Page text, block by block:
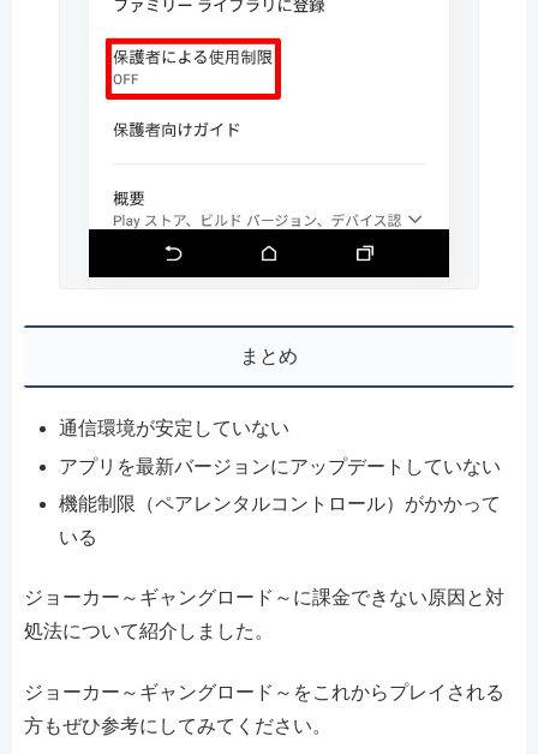
まとめ
通信環境が安定していない
アプリを最新バージョンにアップデートしていない
機能制限（ペアレンタルコントロール）がかかって
いる
ジョーカー～ギャングロード～に課金できない原因と対
処法について紹介しました。
ジョーカー～ギャングロード～をこれからプレイされる
方もぜひ参考にしてみてください。